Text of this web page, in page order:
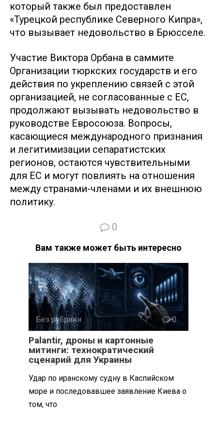
который также был предоставлен
«Турецкой республике Северного Кипра»,
что вызывает недовольство в Брюсселе.
Участие Виктора Орбана в саммите
Организации тюркских государств и его
действия по укреплению связей с этой
организацией, не согласованные с ЕС,
продолжают вызывать недовольство в
руководстве Евросоюза. Вопросы,
касающиеся международного признания
и легитимизации сепаратистских
регионов, остаются чувствительными
для ЕС и могут повлиять на отношения
между странами-членами и их внешнюю
политику.
0
Вам также может быть интересно
Без рубрики 0
Palantir, дроны и картонные
митинги: технократический
сценарий для Украины
Удар по иранскому судну в Каспийском
море и последовавшее заявление Киева о
том, что